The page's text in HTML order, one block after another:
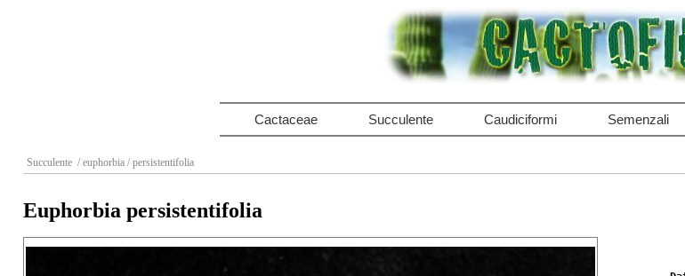
Cactaceae Succulente Caudiciformi Semenzali
Succulente / euphorbia / persistentifolia
Euphorbia persistentifolia